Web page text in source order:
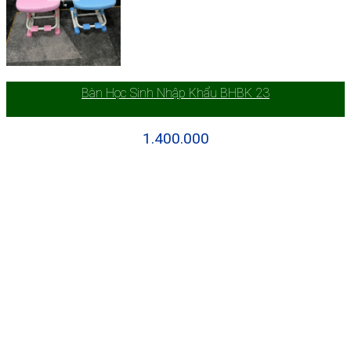
Bàn Học Sinh Nhập Khẩu BHBK 23
1.400.000